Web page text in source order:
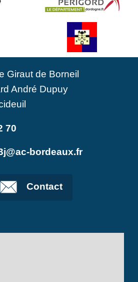
Giraut de Borneil
André Dupuy
70
bordeaux.fr
Contact